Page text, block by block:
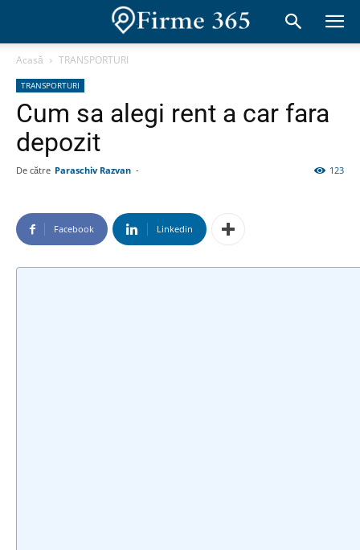
Acasă TRANSPORTURI
TRANSPORTURI
Cum sa alegi rent a car fara
depozit
De către Paraschiv Razvan - 123
Facebook Linkedin